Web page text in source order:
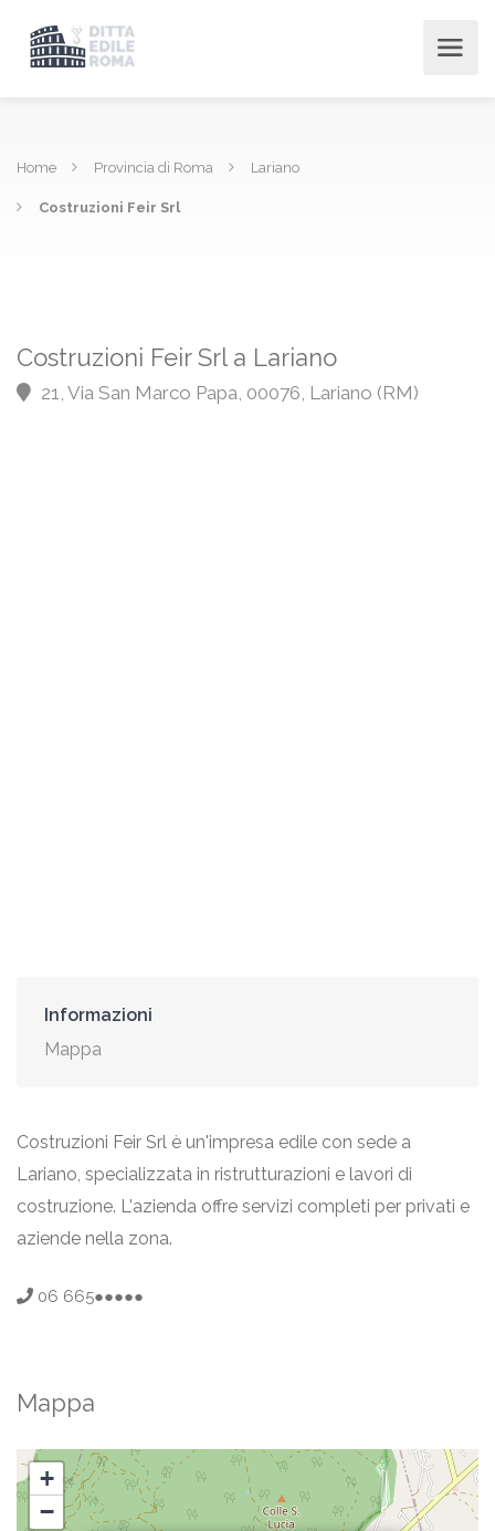
Home Provincia di Roma Lariano
Costruzioni Feir Srl
Costruzioni Feir Srl a Lariano
21, Via San Marco Papa, 00076, Lariano (RM)
Informazioni
Mappa
Costruzioni Feir Srl è un'impresa edile con sede a
Lariano, specializzata in ristrutturazioni e lavori di
costruzione. L'azienda offre servizi completi per privati e
aziende nella zona.
06 665●●●●●
Mappa
+
−